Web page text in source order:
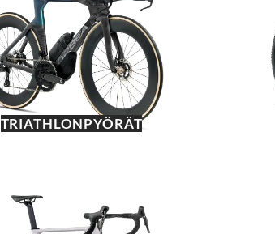
TRIATHLONPYÖRÄT